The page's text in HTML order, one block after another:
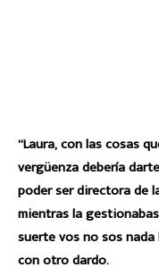
“Laura, con las cosas
vergüenza debería
poder ser directora de
mientras la
suerte vos no sos
con otro dardo.